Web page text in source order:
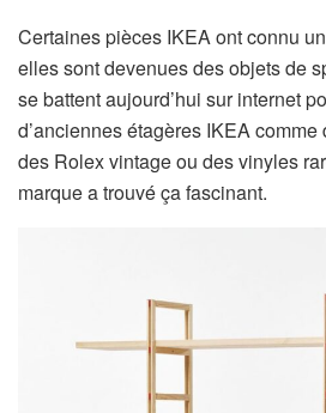
Certaines pièces IKEA ont connu
elles sont devenues des objets de
se battent aujourd’hui sur internet
d’anciennes étagères IKEA comme
des Rolex vintage ou des vinyles
marque a trouvé ça fascinant.